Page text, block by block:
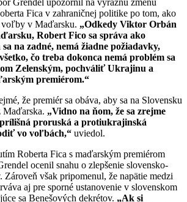
Fica v zahraničnej politike po tom, ako
v Maďarsku. „Odkedy Viktor Orbán
Robert Fico sa správa ako
na zadné, nemá žiadne požiadavky,
čo treba dokonca nemá problém sa
Zelenským, pochváliť Ukrajinu a
premiérom.“
že premiér sa obáva, aby sa na Slovensku
Maďarska. „Vidno na ňom, že sa zrejme
proruská a protiukrajinská
vo voľbách,“ uviedol.
Roberta Fica s maďarským premiérom
ocenil snahu o zlepšenie slovensko-
však pripomenul, že napätie medzi
aj pre sporné ustanovenie v slovenskom
sa Benešových dekrétov. „Ak si